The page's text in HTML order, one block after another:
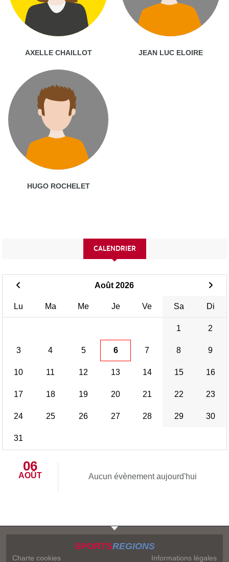
AXELLE CHAILLOT JEAN LUC ELOIRE
HUGO ROCHELET
CALENDRIER
Août 2026
Lu Ma Me Je Ve Sa Di
1 2
3 4 5 6 7 8 9
10 11 12 13 14 15 16
17 18 19 20 21 22 23
24 25 26 27 28 29 30
31
06
AOÛT Aucun évènement aujourd'hui
SPORTSREGIONS
Charte cookies Informations légales